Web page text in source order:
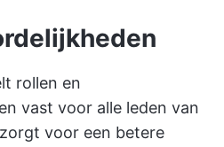
rollen en
vast voor alle leden van
voor een betere